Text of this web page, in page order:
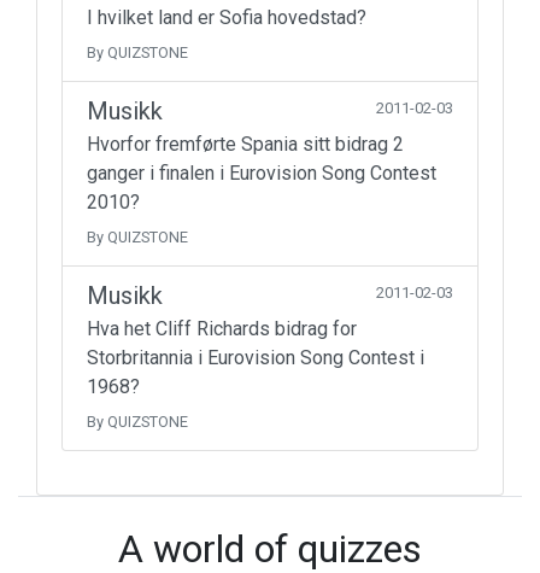
I hvilket land er Sofia hovedstad?
By QUIZSTONE
Musikk 2011-02-03
Hvorfor fremførte Spania sitt bidrag 2
ganger i finalen i Eurovision Song Contest
2010?
By QUIZSTONE
Musikk 2011-02-03
Hva het Cliff Richards bidrag for
Storbritannia i Eurovision Song Contest i
1968?
By QUIZSTONE
A world of quizzes